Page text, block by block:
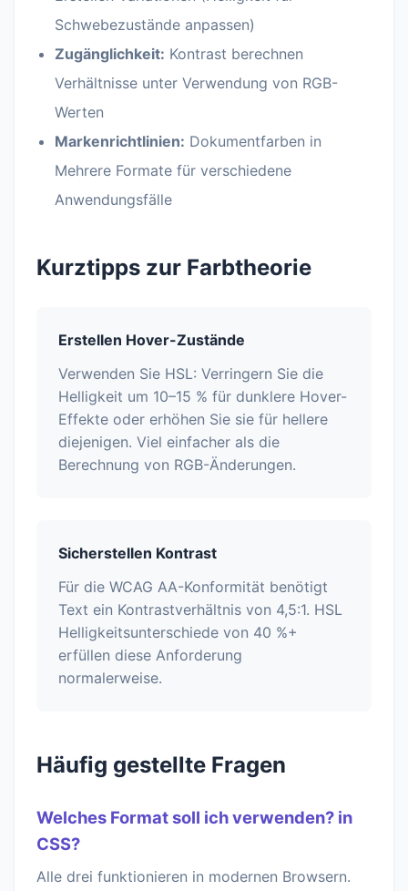
Schwebezustände anpassen)
Zugänglichkeit: Kontrast berechnen
Verhältnisse unter Verwendung von RGB-
Werten
Markenrichtlinien: Dokumentfarben in
Mehrere Formate für verschiedene
Anwendungsfälle
Kurztipps zur Farbtheorie
Erstellen Hover-Zustände
Verwenden Sie HSL: Verringern Sie die
Helligkeit um 10–15 % für dunklere Hover-
Effekte oder erhöhen Sie sie für hellere
diejenigen. Viel einfacher als die
Berechnung von RGB-Änderungen.
Sicherstellen Kontrast
Für die WCAG AA-Konformität benötigt
Text ein Kontrastverhältnis von 4,5:1. HSL
Helligkeitsunterschiede von 40 %+
erfüllen diese Anforderung
normalerweise.
Häufig gestellte Fragen
Welches Format soll ich verwenden? in
CSS?
Alle drei funktionieren in modernen Browsern.